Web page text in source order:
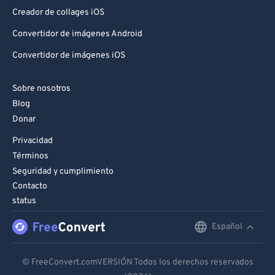
Creador de collages iOS
Convertidor de imágenes Android
Convertidor de imágenes iOS
Sobre nosotros
Blog
Donar
Privacidad
Términos
Seguridad y cumplimiento
Contacto
status
Español
© FreeConvert.comVERSIÓN Todos los derechos reservados